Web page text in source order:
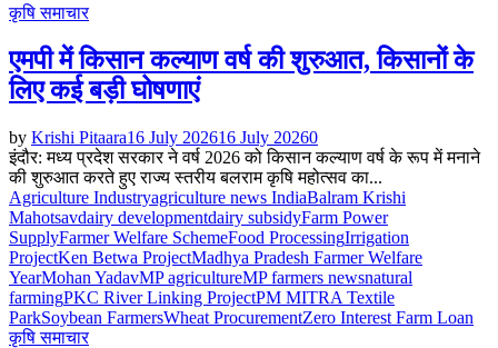
कृषि समाचार
एमपी में किसान कल्याण वर्ष की शुरुआत, किसानों के
लिए कई बड़ी घोषणाएं
by Krishi Pitaara16 July 202616 July 20260
इंदौर: मध्य प्रदेश सरकार ने वर्ष 2026 को किसान कल्याण वर्ष के रूप में मनाने
की शुरुआत करते हुए राज्य स्तरीय बलराम कृषि महोत्सव का...
Agriculture Industryagriculture news IndiaBalram Krishi
Mahotsavdairy developmentdairy subsidyFarm Power
SupplyFarmer Welfare SchemeFood ProcessingIrrigation
ProjectKen Betwa ProjectMadhya Pradesh Farmer Welfare
YearMohan YadavMP agricultureMP farmers newsnatural
farmingPKC River Linking ProjectPM MITRA Textile
ParkSoybean FarmersWheat ProcurementZero Interest Farm Loan
कृषि समाचार